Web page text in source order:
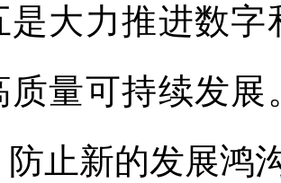
是大力推进数
质量可持续发
防止新的发展鸿